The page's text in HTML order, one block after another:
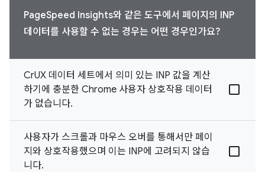
PageSpeed Insights와 같은 도구에서 페이지의 INP
데이터를 사용할 수 없는 경우는 어떤 경우인가요?
CrUX 데이터 세트에서 의미 있는 INP 값을 계산
하기에 충분한 Chrome 사용자 상호작용 데이터
가 없습니다.
사용자가 스크롤과 마우스 오버를 통해서만 페이
지와 상호작용했으며 이는 INP에 고려되지 않습
니다.